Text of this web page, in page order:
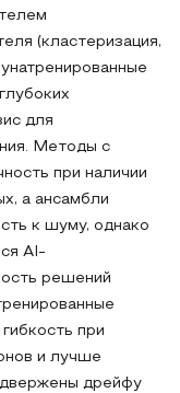
(кластеризация,
для
Методы с
при наличии
а ансамбли
к шуму, однако
AI-
решений
при
и лучше
дрейфу